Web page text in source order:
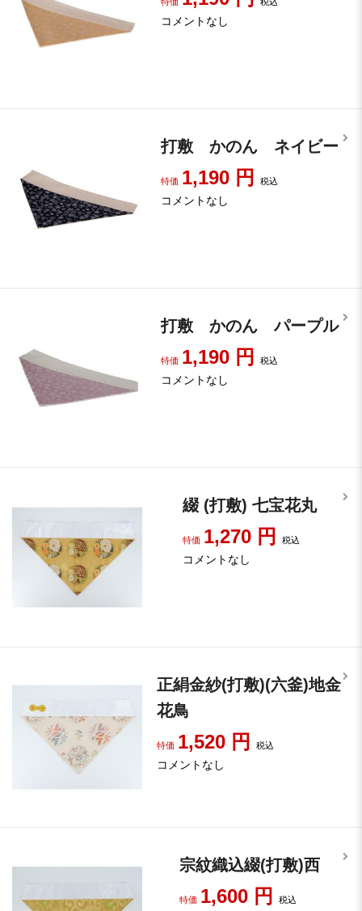
コメントなし
打敷 かのん ネイビー
特価 1,190 円税込
コメントなし
打敷 かのん パープル
特価 1,190 円税込
コメントなし
綴 (打敷) 七宝花丸
特価 1,270 円税込
コメントなし
正絹金紗(打敷)(六釜)地金
花鳥
特価 1,520 円税込
コメントなし
宗紋織込綴(打敷)西
特価 1,600 円税込